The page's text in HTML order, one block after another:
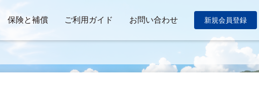
保険と補償 ご利用ガイド お問い合わせ 新規会員登録